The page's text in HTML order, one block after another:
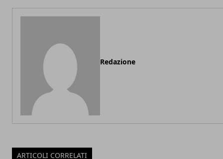
Redazione
ARTICOLI CORRELATI